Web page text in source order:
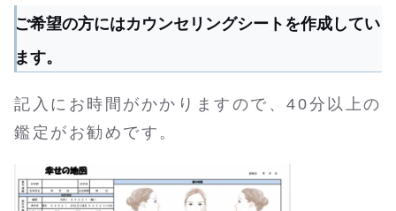
ご希望の方にはカウンセリングシートを作成してい
ます。
記入にお時間がかかりますので、40分以上の
鑑定がお勧めです。